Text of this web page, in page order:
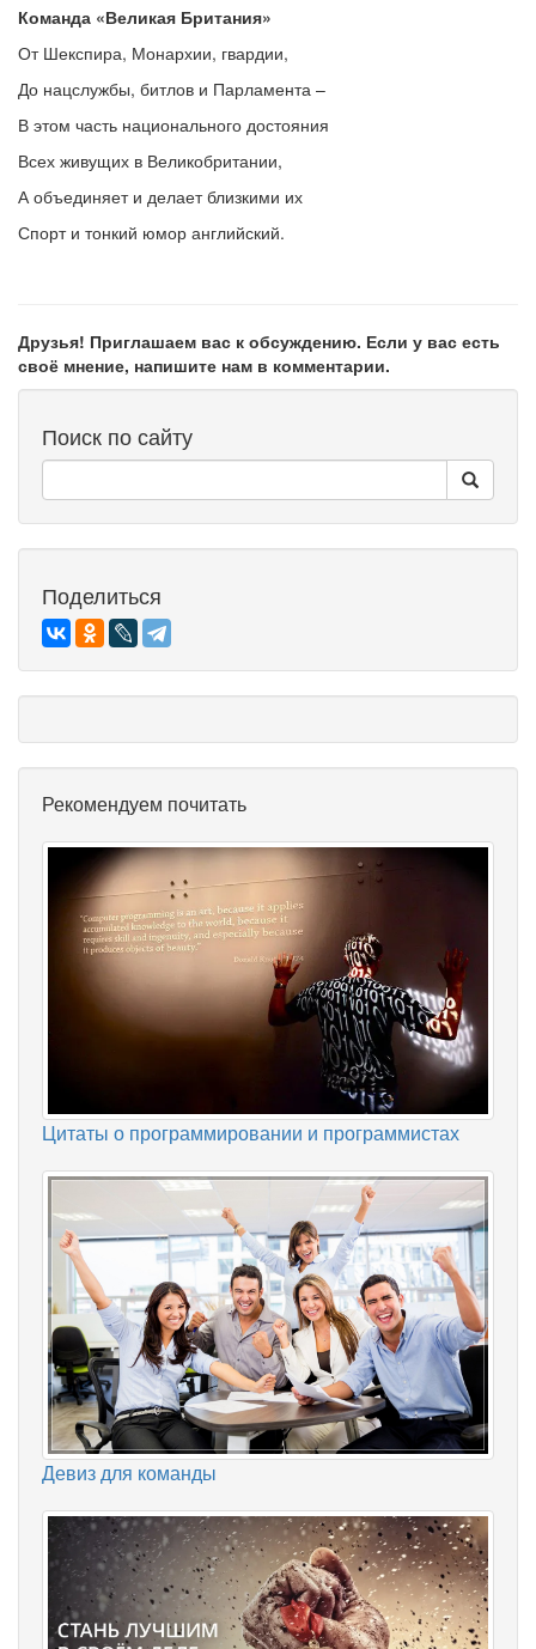
Команда «Великая Британия»
От Шекспира, Монархии, гвардии,
До нацслужбы, битлов и Парламента –
В этом часть национального достояния
Всех живущих в Великобритании,
А объединяет и делает близкими их
Спорт и тонкий юмор английский.
Друзья! Приглашаем вас к обсуждению. Если у вас есть
своё мнение, напишите нам в комментарии.
Поиск по сайту
Поделиться
Рекомендуем почитать
Цитаты о программировании и программистах
Девиз для команды